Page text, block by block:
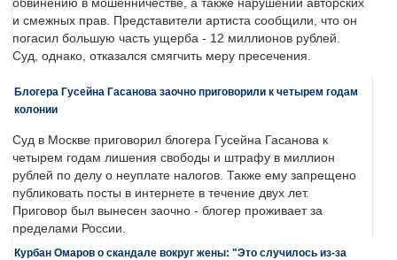
обвинению в мошенничестве, а также нарушении авторских
и смежных прав. Представители артиста сообщили, что он
погасил большую часть ущерба - 12 миллионов рублей.
Суд, однако, отказался смягчить меру пресечения.
Блогера Гусейна Гасанова заочно приговорили к четырем годам
колонии
Суд в Москве приговорил блогера Гусейна Гасанова к
четырем годам лишения свободы и штрафу в миллион
рублей по делу о неуплате налогов. Также ему запрещено
публиковать посты в интернете в течение двух лет.
Приговор был вынесен заочно - блогер проживает за
пределами России.
Курбан Омаров о скандале вокруг жены: "Это случилось из-за